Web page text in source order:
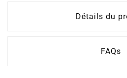
Détails du
FAQs